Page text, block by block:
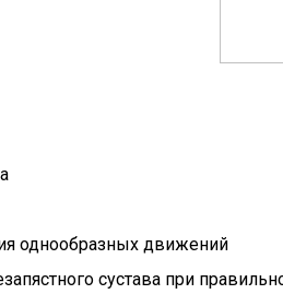
однообразных движений
сустава при